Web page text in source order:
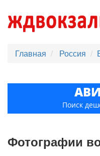
Главная Россия
Поиск
Фотографии